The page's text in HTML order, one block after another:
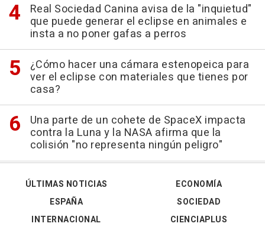
Real Sociedad Canina avisa de la "inquietud"
que puede generar el eclipse en animales e
insta a no poner gafas a perros
¿Cómo hacer una cámara estenopeica para
ver el eclipse con materiales que tienes por
casa?
Una parte de un cohete de SpaceX impacta
contra la Luna y la NASA afirma que la
colisión "no representa ningún peligro"
ÚLTIMAS NOTICIAS
ESPAÑA
INTERNACIONAL
ECONOMÍA
SOCIEDAD
CIENCIAPLUS